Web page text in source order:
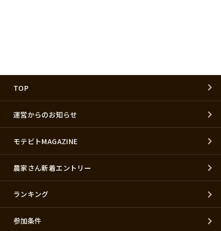
TOP
運営からのお知らせ
モテビトMAGAZINE
農家さん新着エントリー
ランキング
参加条件